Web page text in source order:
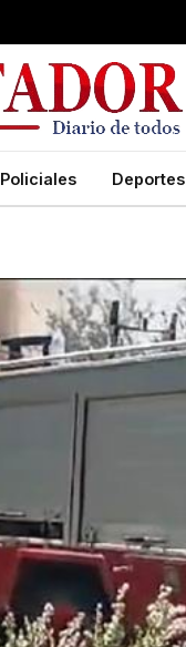
Policiales Deportes